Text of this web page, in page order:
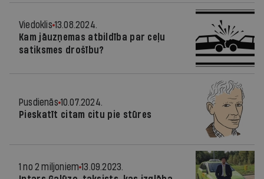
Viedoklis 13.08.2024.
Kam jāuzņemas atbildība par ceļu
satiksmes drošību?
Pusdienās 10.07.2024.
Pieskatīt citam citu pie stūres
1 no 2 miljoniem 13.09.2023.